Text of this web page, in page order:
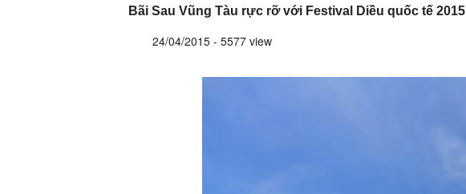
Bãi Sau Vũng Tàu rực rỡ với Festival Diều quốc tế 2015
24/04/2015 - 5577 view